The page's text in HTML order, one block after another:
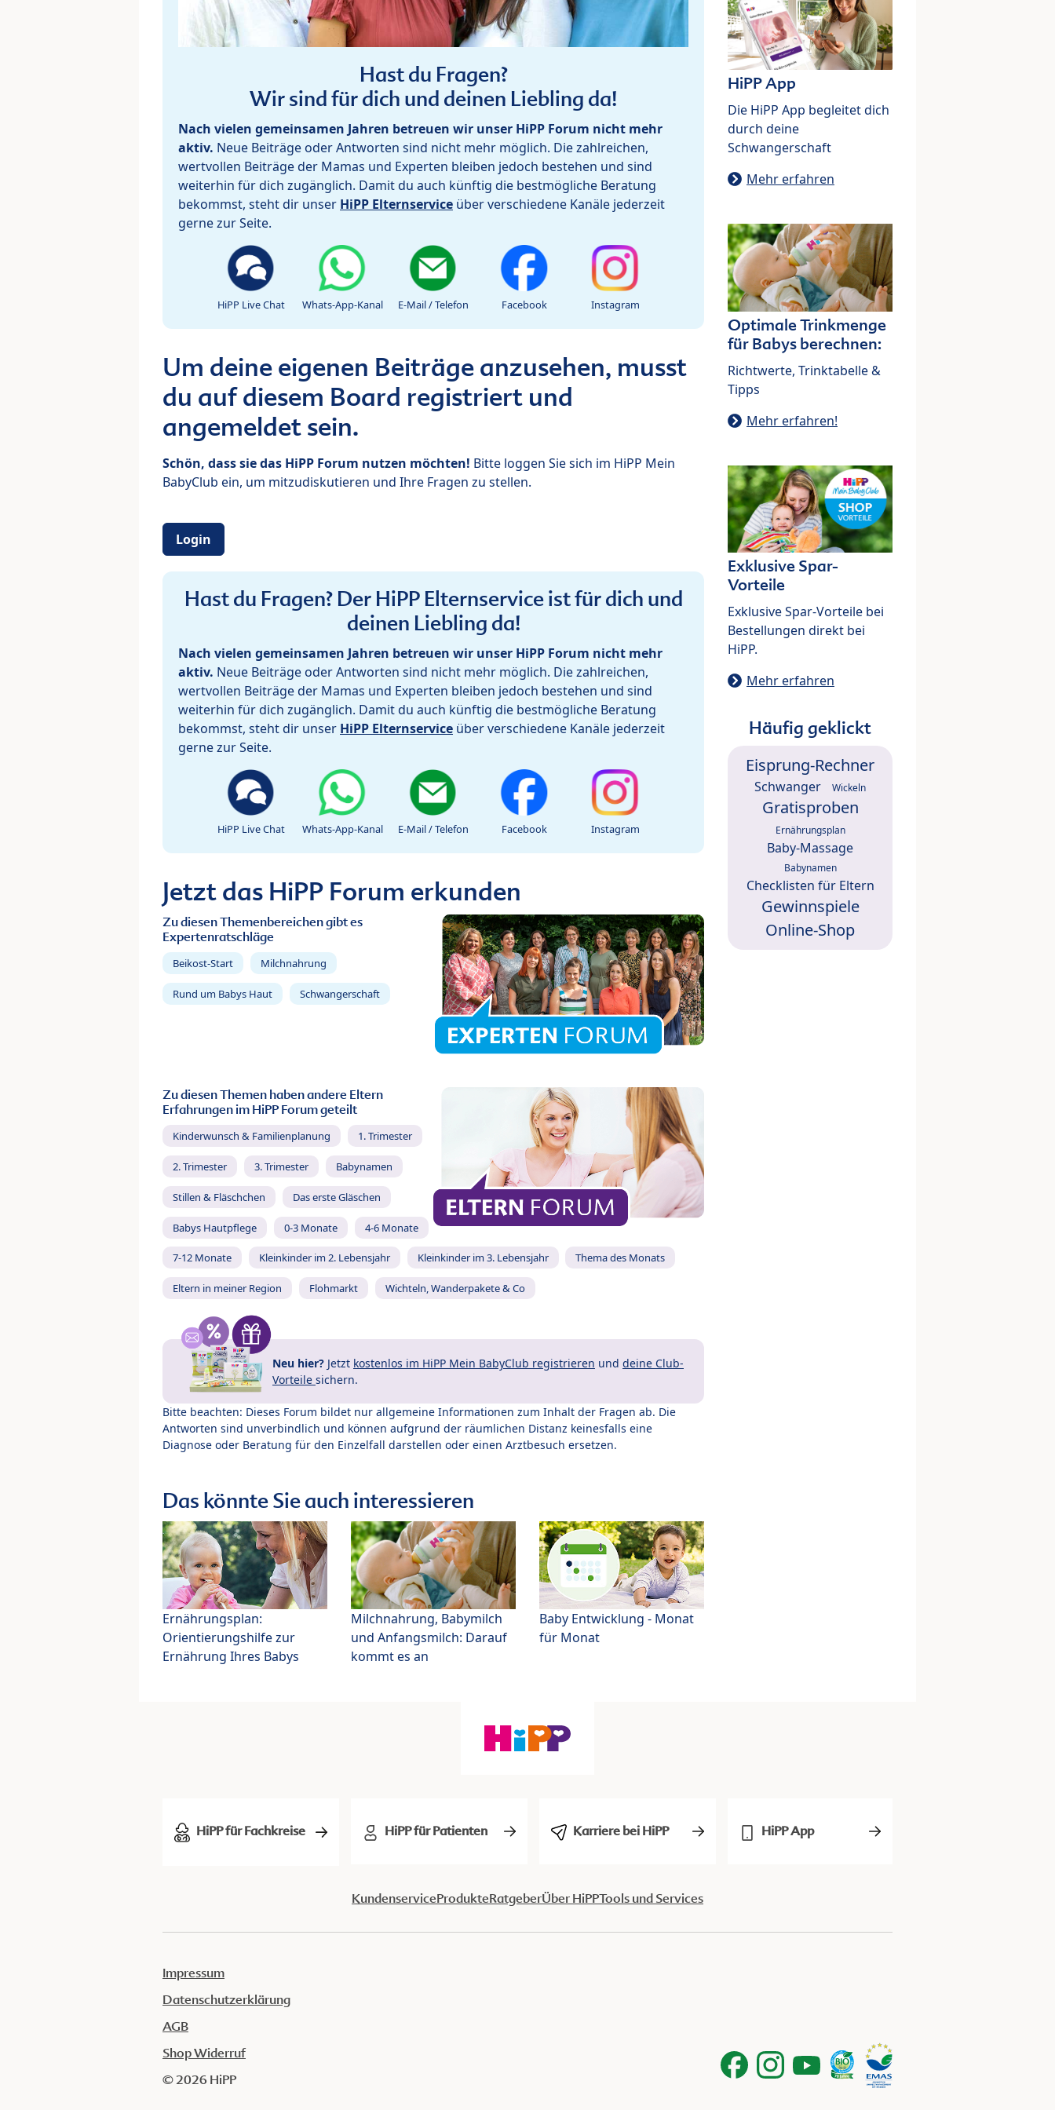
Hast du Fragen?
Wir sind für dich und deinen Liebling da!
Nach vielen gemeinsamen Jahren betreuen wir unser HiPP Forum nicht mehr
aktiv. Neue Beiträge oder Antworten sind nicht mehr möglich. Die zahlreichen,
wertvollen Beiträge der Mamas und Experten bleiben jedoch bestehen und sind
weiterhin für dich zugänglich. Damit du auch künftig die bestmögliche Beratung
bekommst, steht dir unser HiPP Elternservice über verschiedene Kanäle jederzeit
gerne zur Seite.
HiPP Live Chat Whats-App-Kanal E-Mail / Telefon Facebook Instagram
Um deine eigenen Beiträge anzusehen, musst
du auf diesem Board registriert und
angemeldet sein.
Schön, dass sie das HiPP Forum nutzen möchten! Bitte loggen Sie sich im HiPP Mein
BabyClub ein, um mitzudiskutieren und Ihre Fragen zu stellen.
Login
Hast du Fragen? Der HiPP Elternservice ist für dich und
deinen Liebling da!
Nach vielen gemeinsamen Jahren betreuen wir unser HiPP Forum nicht mehr
aktiv. Neue Beiträge oder Antworten sind nicht mehr möglich. Die zahlreichen,
wertvollen Beiträge der Mamas und Experten bleiben jedoch bestehen und sind
weiterhin für dich zugänglich. Damit du auch künftig die bestmögliche Beratung
bekommst, steht dir unser HiPP Elternservice über verschiedene Kanäle jederzeit
gerne zur Seite.
HiPP Live Chat Whats-App-Kanal E-Mail / Telefon Facebook Instagram
Jetzt das HiPP Forum erkunden
Zu diesen Themenbereichen gibt es
Expertenratschläge
Beikost-Start Milchnahrung
Rund um Babys Haut Schwangerschaft
Zu diesen Themen haben andere Eltern
Erfahrungen im HiPP Forum geteilt
Kinderwunsch & Familienplanung 1. Trimester
2. Trimester 3. Trimester Babynamen
Stillen & Fläschchen Das erste Gläschen
Babys Hautpflege 0-3 Monate 4-6 Monate
7-12 Monate Kleinkinder im 2. Lebensjahr Kleinkinder im 3. Lebensjahr Thema des Monats
Eltern in meiner Region Flohmarkt Wichteln, Wanderpakete & Co
Neu hier? Jetzt kostenlos im HiPP Mein BabyClub registrieren und deine Club-
Vorteile sichern.
Bitte beachten: Dieses Forum bildet nur allgemeine Informationen zum Inhalt der Fragen ab. Die
Antworten sind unverbindlich und können aufgrund der räumlichen Distanz keinesfalls eine
Diagnose oder Beratung für den Einzelfall darstellen oder einen Arztbesuch ersetzen.
Das könnte Sie auch interessieren
Ernährungsplan:
Orientierungshilfe zur
Ernährung Ihres Babys
Milchnahrung, Babymilch
und Anfangsmilch: Darauf
kommt es an
Baby Entwicklung - Monat
für Monat
HiPP App
Die HiPP App begleitet dich
durch deine
Schwangerschaft
Mehr erfahren
Optimale Trinkmenge
für Babys berechnen:
Richtwerte, Trinktabelle &
Tipps
Mehr erfahren!
Exklusive Spar-
Vorteile
Exklusive Spar-Vorteile bei
Bestellungen direkt bei
HiPP.
Mehr erfahren
Häufig geklickt
Eisprung-Rechner
Schwanger Wickeln
Gratisproben
Ernährungsplan
Baby-Massage
Babynamen
Checklisten für Eltern
Gewinnspiele
Online-Shop
HiPP für Fachkreise HiPP für Patienten Karriere bei HiPP HiPP App
KundenserviceProdukteRatgeberÜber HiPPTools und Services
Impressum
Datenschutzerklärung
AGB
Shop Widerruf
© 2026 HiPP